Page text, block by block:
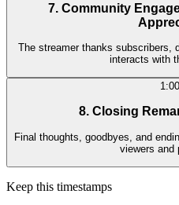
7. Community
The streamer thanks subscribers,
interacts with
8. Closing
Final thoughts, goodbyes, and
viewers and
Keep this timestamps